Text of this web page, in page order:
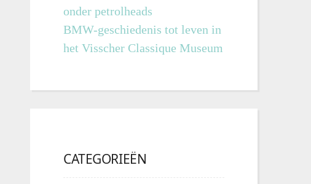
onder petrolheads
BMW-geschiedenis tot leven in
het Visscher Classique Museum
CATEGORIEËN